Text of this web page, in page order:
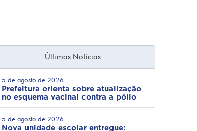
Últimas Notícias
5 de agosto de 2026
Prefeitura orienta sobre atualização
no esquema vacinal contra a pólio
5 de agosto de 2026
Nova unidade escolar entregue: